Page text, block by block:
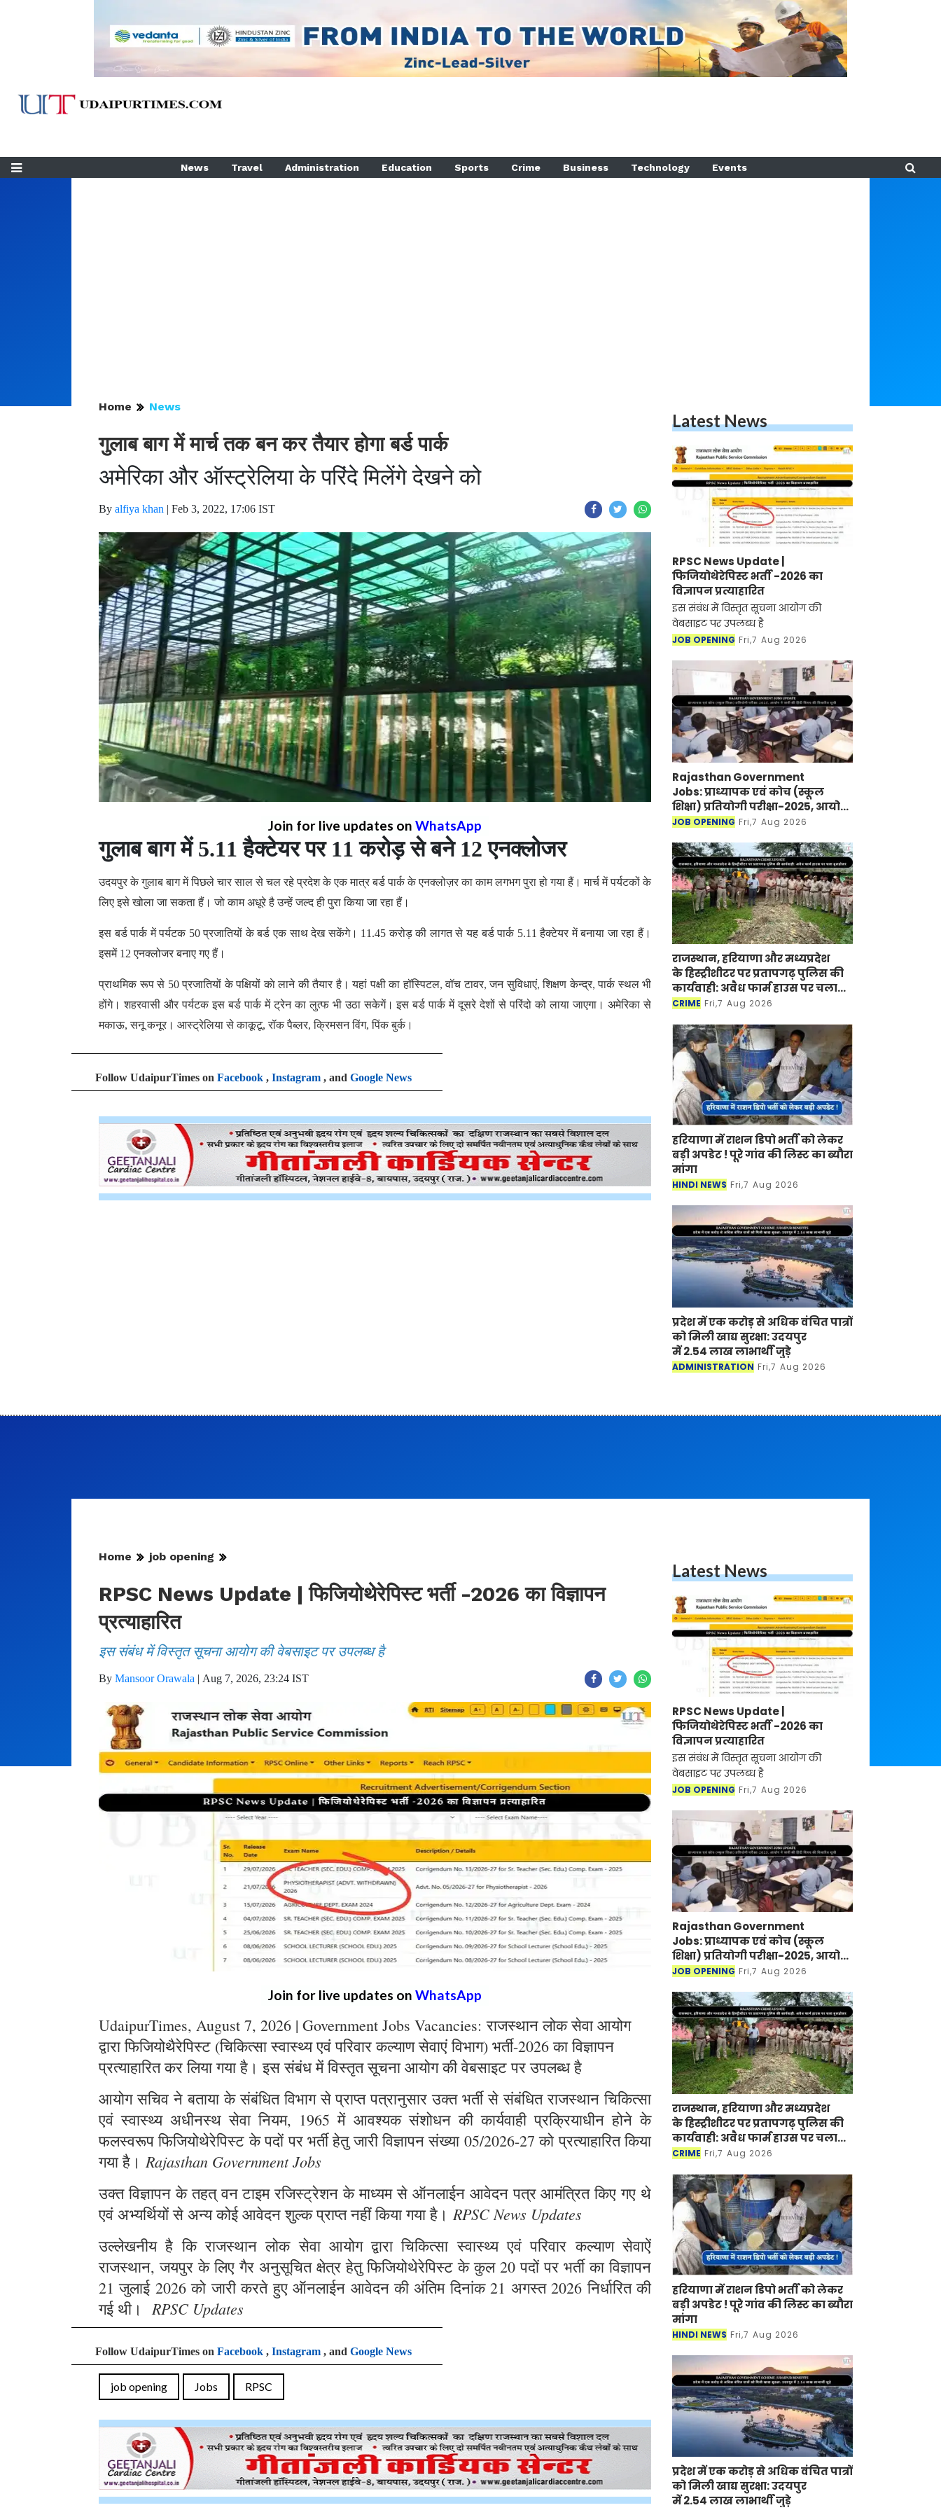
News Travel Administration Education Sports Crime Business Technology Events
Home News
गुलाब बाग में मार्च तक बन कर तैयार होगा बर्ड पार्क
अमेरिका और ऑस्ट्रेलिया के परिंदे मिलेंगे देखने को
By alfiya khan | Feb 3, 2022, 17:06 IST
Join for live updates on WhatsApp
गुलाब बाग में 5.11 हैक्टेयर पर 11 करोड़ से बने 12 एनक्लोजर
उदयपुर के गुलाब बाग में पिछले चार साल से चल रहे प्रदेश के एक मात्र बर्ड पार्क के एनक्लोज़र का काम लगभग पुरा हो गया हैं। मार्च में पर्यटकों के
लिए इसे खोला जा सकता हैं। जो काम अधूरे है उन्हें जल्द ही पुरा किया जा रहा हैं।
इस बर्ड पार्क में पर्यटक 50 प्रजातियों के बर्ड एक साथ देख सकेंगे। 11.45 करोड़ की लागत से यह बर्ड पार्क 5.11 हैक्टेयर में बनाया जा रहा हैं।
इसमें 12 एनक्लोजर बनाए गए हैं।
प्राथमिक रूप से 50 प्रजातियों के पक्षियों काे लाने की तैयार है। यहां पक्षी का हॉस्पिटल,वॉच टावर,जन सुविधाएं,शिक्षण केन्द्र,पार्क स्थल भी
होंगे। शहरवासी और पर्यटक इस बर्ड पार्क में ट्रेन का लुत्फ भी उठा सकेगें। इस बर्ड पार्क में दूसरे देशों से परिंदो को लाया जाएगा। अमेरिका से
मकाऊ, सनू कनूर। आस्ट्रेलिया से काकूटू, रॉक पैब्लर, क्रिमसन विंग, पिंक बुर्क।
Follow UdaipurTimes on Facebook , Instagram , and Google News
Latest News
RPSC News Update |
फिजियोथेरेपिस्ट भर्ती -2026 का
विज्ञापन प्रत्याहारित
इस संबंध में विस्तृत सूचना आयोग की
वेबसाइट पर उपलब्ध है
JOB OPENING Fri,7 Aug 2026
Rajasthan Government
Jobs: प्राध्यापक एवं कोच (स्कूल
शिक्षा) प्रतियोगी परीक्षा-2025, आयोग
ने जारी की हिंदी विषय की विचारित
JOB OPENING Fri,7 Aug 2026
राजस्थान, हरियाणा और मध्यप्रदेश
के हिस्ट्रीशीटर पर प्रतापगढ़ पुलिस की
कार्यवाही: अवैध फार्म हाउस पर चला
बुलडोजर
CRIME Fri,7 Aug 2026
हरियाणा में राशन डिपो भर्ती को लेकर
बड़ी अपडेट ! पूरे गांव की लिस्ट का ब्यौरा
मांगा
HINDI NEWS Fri,7 Aug 2026
प्रदेश में एक करोड़ से अधिक वंचित पात्रों
को मिली खाद्य सुरक्षा: उदयपुर
में 2.54 लाख लाभार्थी जुड़े
ADMINISTRATION Fri,7 Aug 2026
Home job opening
RPSC News Update | फिजियोथेरेपिस्ट भर्ती -2026 का विज्ञापन
प्रत्याहारित
इस संबंध में विस्तृत सूचना आयोग की वेबसाइट पर उपलब्ध है
By Mansoor Orawala | Aug 7, 2026, 23:24 IST
Join for live updates on WhatsApp
UdaipurTimes, August 7, 2026 | Government Jobs Vacancies: राजस्थान लोक सेवा आयोग
द्वारा फिजियोथैरेपिस्ट (चिकित्सा स्वास्थ्य एवं परिवार कल्याण सेवाएं विभाग) भर्ती-2026 का विज्ञापन
प्रत्याहारित कर लिया गया है। इस संबंध में विस्तृत सूचना आयोग की वेबसाइट पर उपलब्ध है
आयोग सचिव ने बताया के संबंधित विभाग से प्राप्त पत्रानुसार उक्त भर्ती से संबंधित राजस्थान चिकित्सा
एवं स्वास्थ्य अधीनस्थ सेवा नियम, 1965 में आवश्यक संशोधन की कार्यवाही प्रक्रियाधीन होने के
फलस्वरूप फिजियोथेरेपिस्ट के पदों पर भर्ती हेतु जारी विज्ञापन संख्या 05/2026-27 को प्रत्याहारित किया
गया है। Rajasthan Government Jobs
उक्त विज्ञापन के तहत् वन टाइम रजिस्ट्रेशन के माध्यम से ऑनलाईन आवेदन पत्र आमंत्रित किए गए थे
एवं अभ्यर्थियों से अन्य कोई आवेदन शुल्क प्राप्त नहीं किया गया है। RPSC News Updates
उल्लेखनीय है कि राजस्थान लोक सेवा आयोग द्वारा चिकित्सा स्वास्थ्य एवं परिवार कल्याण सेवाऐं
राजस्थान, जयपुर के लिए गैर अनुसूचित क्षेत्र हेतु फिजियोथेरेपिस्ट के कुल 20 पदों पर भर्ती का विज्ञापन
21 जुलाई 2026 को जारी करते हुए ऑनलाईन आवेदन की अंतिम दिनांक 21 अगस्त 2026 निर्धारित की
गई थी। RPSC Updates
Follow UdaipurTimes on Facebook , Instagram , and Google News
job opening Jobs RPSC
Latest News
RPSC News Update |
फिजियोथेरेपिस्ट भर्ती -2026 का
विज्ञापन प्रत्याहारित
इस संबंध में विस्तृत सूचना आयोग की
वेबसाइट पर उपलब्ध है
JOB OPENING Fri,7 Aug 2026
Rajasthan Government
Jobs: प्राध्यापक एवं कोच (स्कूल
शिक्षा) प्रतियोगी परीक्षा-2025, आयोग
ने जारी की हिंदी विषय की विचारित
JOB OPENING Fri,7 Aug 2026
राजस्थान, हरियाणा और मध्यप्रदेश
के हिस्ट्रीशीटर पर प्रतापगढ़ पुलिस की
कार्यवाही: अवैध फार्म हाउस पर चला
बुलडोजर
CRIME Fri,7 Aug 2026
हरियाणा में राशन डिपो भर्ती को लेकर
बड़ी अपडेट ! पूरे गांव की लिस्ट का ब्यौरा
मांगा
HINDI NEWS Fri,7 Aug 2026
प्रदेश में एक करोड़ से अधिक वंचित पात्रों
को मिली खाद्य सुरक्षा: उदयपुर
में 2.54 लाख लाभार्थी जुड़े